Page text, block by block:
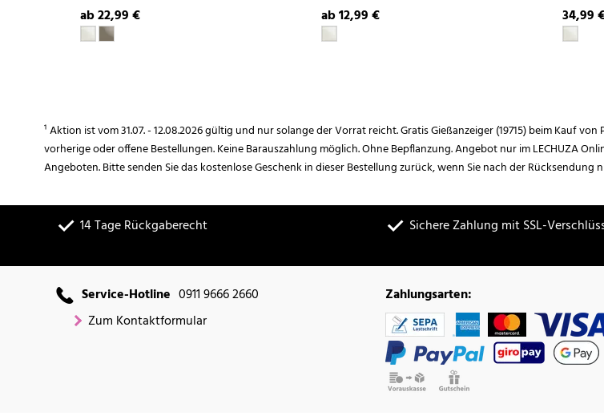
ab 22,99 € ab 12,99 € 34,99
¹ Aktion ist vom 31.07. - 12.08.2026 gültig und nur solange der Vorrat reicht. Gratis Gießanzeiger (19715) beim Kauf
vorherige oder offene Bestellungen. Keine Barauszahlung möglich. Ohne Bepflanzung. Angebot nur im LECHUZA
Angeboten. Bitte senden Sie das kostenlose Geschenk in dieser Bestellung zurück, wenn Sie nach der
14 Tage Rückgaberecht Sichere Zahlung mit SSL-
Service-Hotline 0911 9666 2660
Zum Kontaktformular
Zahlungsarten: